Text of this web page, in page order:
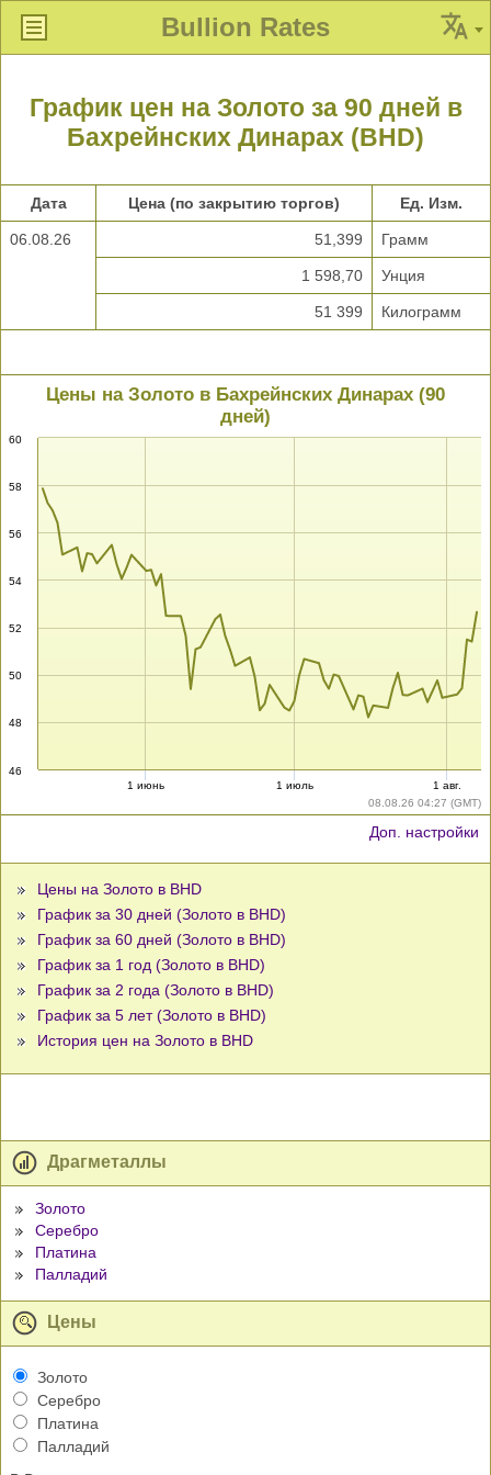
Bullion Rates
График цен на Золото за 90 дней в
Бахрейнских Динарах (BHD)
Дата Цена (по закрытию торгов) Ед. Изм.
06.08.26 51,399 Грамм
1 598,70 Унция
51 399 Килограмм
08.08.26 04:27 (GMT)
Цены на Золото в Бахрейнских Динарах (90
дней)
46
48
50
52
54
56
58
60
1 июнь 1 июль 1 авг.
Доп. настройки
Цены на Золото в BHD
График за 30 дней (Золото в BHD)
График за 60 дней (Золото в BHD)
График за 1 год (Золото в BHD)
График за 2 года (Золото в BHD)
График за 5 лет (Золото в BHD)
История цен на Золото в BHD
Драгметаллы
Золото
Серебро
Платина
Палладий
Цены
Золото
Серебро
Платина
Палладий